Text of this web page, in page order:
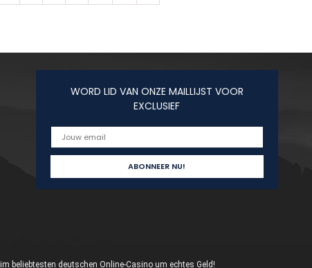
WORD LID VAN ONZE MAILLIJST VOOR
EXCLUSIEF
beliebtesten deutschen Online-Casino um echtes Geld!